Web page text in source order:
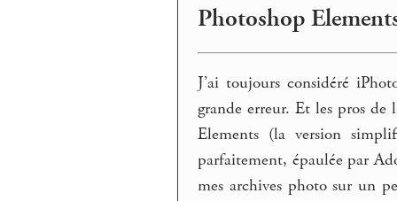
Photoshop
J’ai toujours considéré
grande erreur. Et les pros
Elements (la version
parfaitement, épaulée par
mes archives photo sur un